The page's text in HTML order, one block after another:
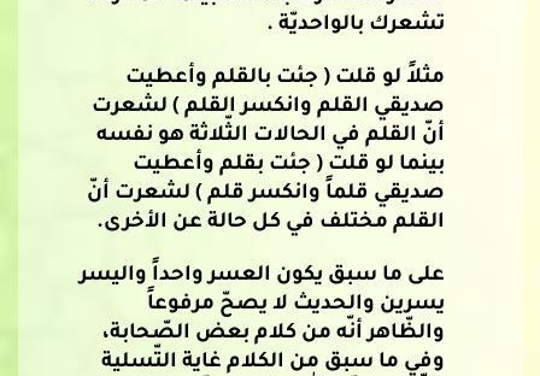
تشعرك بالواحديّة .
مثلاً لو قلت ( جئت بالقلم وأعطيت
صديقي القلم وانكسر القلم ) لشعرت
أنّ القلم في الحالات الثّلاثة هو نفسه
بينما لو قلت ( جئت بقلم وأعطيت
صديقي قلماً وانكسر قلم ) لشعرت أنّ
القلم مختلف في كل حالة عن الأخرى.
على ما سبق يكون العسر واحداً واليسر
يسرين والحديث لا يصحّ مرفوعاً
والظّاهر أنّه من كلام بعض الصّحابة،
وفي ما سبق من الكلام غاية التّسلية